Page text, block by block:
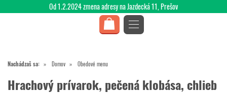
Nachádzaš sa: Domov Obedové menu
Hrachový prívarok, pečená klobása, chlieb
Od 1.2.2024 zmena adresy na Jazdecká 11, Prešov